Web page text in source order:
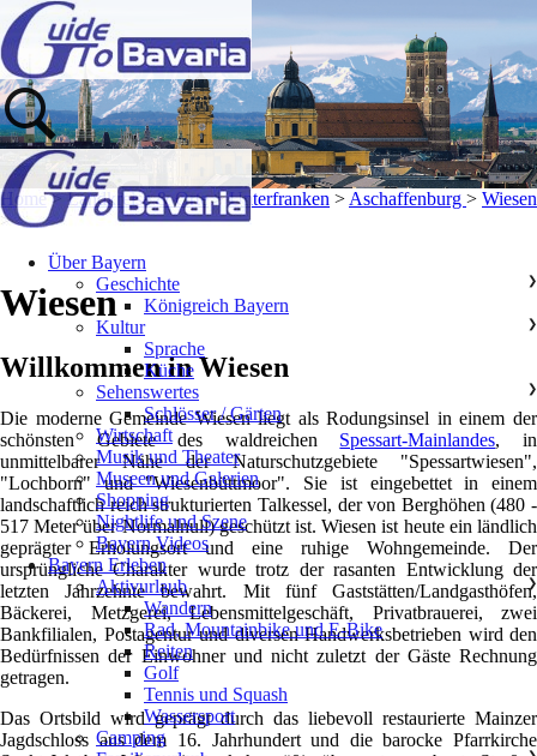
Home>Landkreise & Orte>Unterfranken > Aschaffenburg > Wiesen
>
Wiesen
Willkommen in Wiesen
Die moderne Gemeinde Wiesen liegt als Rodungsinsel in einem der
schönsten Gebiete des waldreichen Spessart-Mainlandes, in
unmittelbarer Nähe der Naturschutzgebiete "Spessartwiesen",
"Lochborn" und "Wiesenbüttmoor". Sie ist eingebettet in einem
landschaftlich reich strukturierten Talkessel, der von Berghöhen (480 -
517 Meter über Normalnull) geschützt ist. Wiesen ist heute ein ländlich
geprägter Erholungsort und eine ruhige Wohngemeinde. Der
ursprüngliche Charakter wurde trotz der rasanten Entwicklung der
letzten Jahrzehnte bewahrt. Mit fünf Gaststätten/Landgasthöfen,
Bäckerei, Metzgerei, Lebensmittelgeschäft, Privatbrauerei, zwei
Bankfilialen, Postagentur und diversen Handwerksbetrieben wird den
Bedürfnissen der Einwohner und nicht zuletzt der Gäste Rechnung
getragen.
Das Ortsbild wird geprägt durch das liebevoll restaurierte Mainzer
Jagdschloss aus dem 16. Jahrhundert und die barocke Pfarrkirche
Über Bayern
Geschichte
❯
Königreich Bayern
Kultur
❯
Sprache
Küche
Sehenswertes
❯
Schlösser / Gärten
Wirtschaft
Musik und Theater
Museen und Galerien
Shopping
Nightlife und Szene
Bayern Videos
Bayern Erleben
Aktivurlaub
❯
Wandern
Rad, Mountainbike und E-Bike
Reiten
Golf
Tennis und Squash
Wassersport
Camping